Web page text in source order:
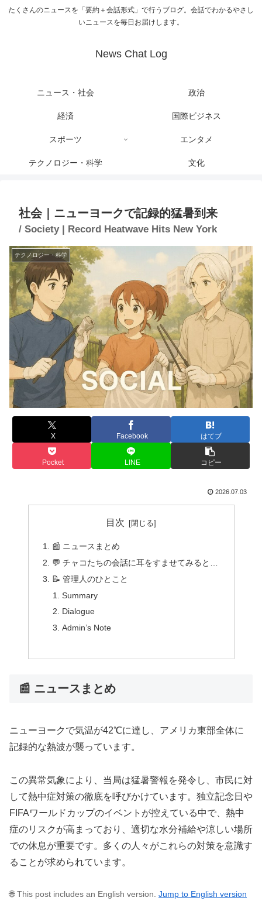
たくさんのニュースを「要約＋会話形式」で行うブログ。会話でわかるやさし
いニュースを毎日お届けします。
News Chat Log
ニュース・社会 政治
経済 国際ビジネス
スポーツ エンタメ
テクノロジー・科学 文化
社会｜ニューヨークで記録的猛暑到来
/ Society | Record Heatwave Hits New York
テクノロジー・科学
X Facebook はてブ
Pocket LINE コピー
2026.07.03
目次
📰 ニュースまとめ
💬 チャコたちの会話に耳をすませてみると…
📝 管理人のひとこと
Summary
Dialogue
Admin’s Note
📰 ニュースまとめ
ニューヨークで気温が42℃に達し、アメリカ東部全体に
記録的な熱波が襲っています。
この異常気象により、当局は猛暑警報を発令し、市民に対
して熱中症対策の徹底を呼びかけています。独立記念日や
FIFAワールドカップのイベントが控えている中で、熱中
症のリスクが高まっており、適切な水分補給や涼しい場所
での休息が重要です。多くの人々がこれらの対策を意識す
ることが求められています。
🌐 This post includes an English version. Jump to English version